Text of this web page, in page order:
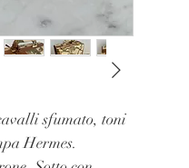
sfumato, toni
Hermes.